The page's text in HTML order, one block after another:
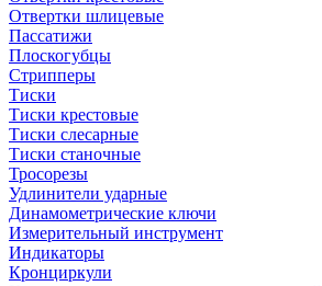
Отвертки шлицевые
Пассатижи
Плоскогубцы
Стрипперы
Тиски
Тиски крестовые
Тиски слесарные
Тиски станочные
Тросорезы
Удлинители ударные
Динамометрические ключи
Измерительный инструмент
Индикаторы
Кронциркули